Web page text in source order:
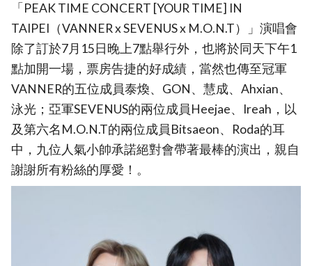
「PEAK TIME CONCERT [YOUR TIME] IN
TAIPEI（VANNER x SEVENUS x M.O.N.T）」演唱會
除了訂於7月15日晚上7點舉行外，也將於同天下午1
點加開一場，票房告捷的好成績，當然也傳至冠軍
VANNER的五位成員泰煥、GON、慧成、Ahxian、
泳光；亞軍SEVENUS的兩位成員Heejae、Ireah，以
及第六名M.O.N.T的兩位成員Bitsaeon、Roda的耳
中，九位人氣小帥承諾絕對會帶著最棒的演出，親自
謝謝所有粉絲的厚愛！。